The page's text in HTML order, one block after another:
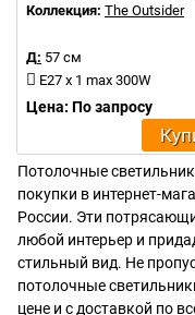
Коллекция: The Outsider
Д: 57 см
E27 x 1 max 300W
Цена: По запросу
Потолочные
покупки в интернет-
России. Эти
любой интерьер и
стильный вид. Не
потолочные
цене и с доставкой по